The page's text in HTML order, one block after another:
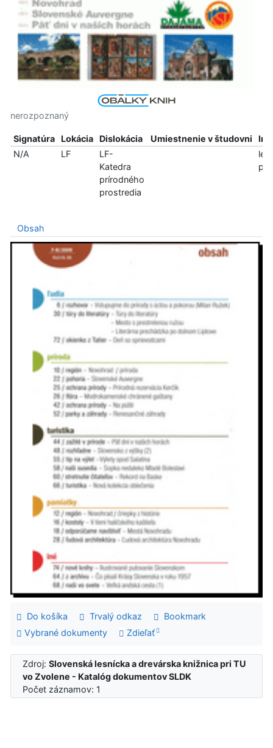
nerozpoznaný
Signatúra Lokácia Dislokácia Umiestnenie v študovni
N/A
LF
LF-
Katedra
prírodného
prostredia
len
Obsah
Do košíka Trvalý odkaz
Bookmark
Vybrané dokumenty
Zdieľať
Zdroj:Slovenská lesnícka a drevárska knižnica pri TU
vo Zvolene - Katalóg dokumentov SLDK
Počet záznamov: 1